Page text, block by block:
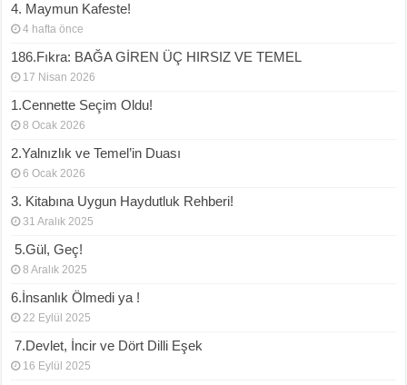
4. Maymun Kafeste!
4 hafta önce
186.Fıkra: BAĞA GİREN ÜÇ HIRSIZ VE TEMEL
17 Nisan 2026
1.Cennette Seçim Oldu!
8 Ocak 2026
2.Yalnızlık ve Temel’in Duası
6 Ocak 2026
3. Kitabına Uygun Haydutluk Rehberi!
31 Aralık 2025
5.Gül, Geç!
8 Aralık 2025
6.İnsanlık Ölmedi ya !
22 Eylül 2025
7.Devlet, İncir ve Dört Dilli Eşek
16 Eylül 2025